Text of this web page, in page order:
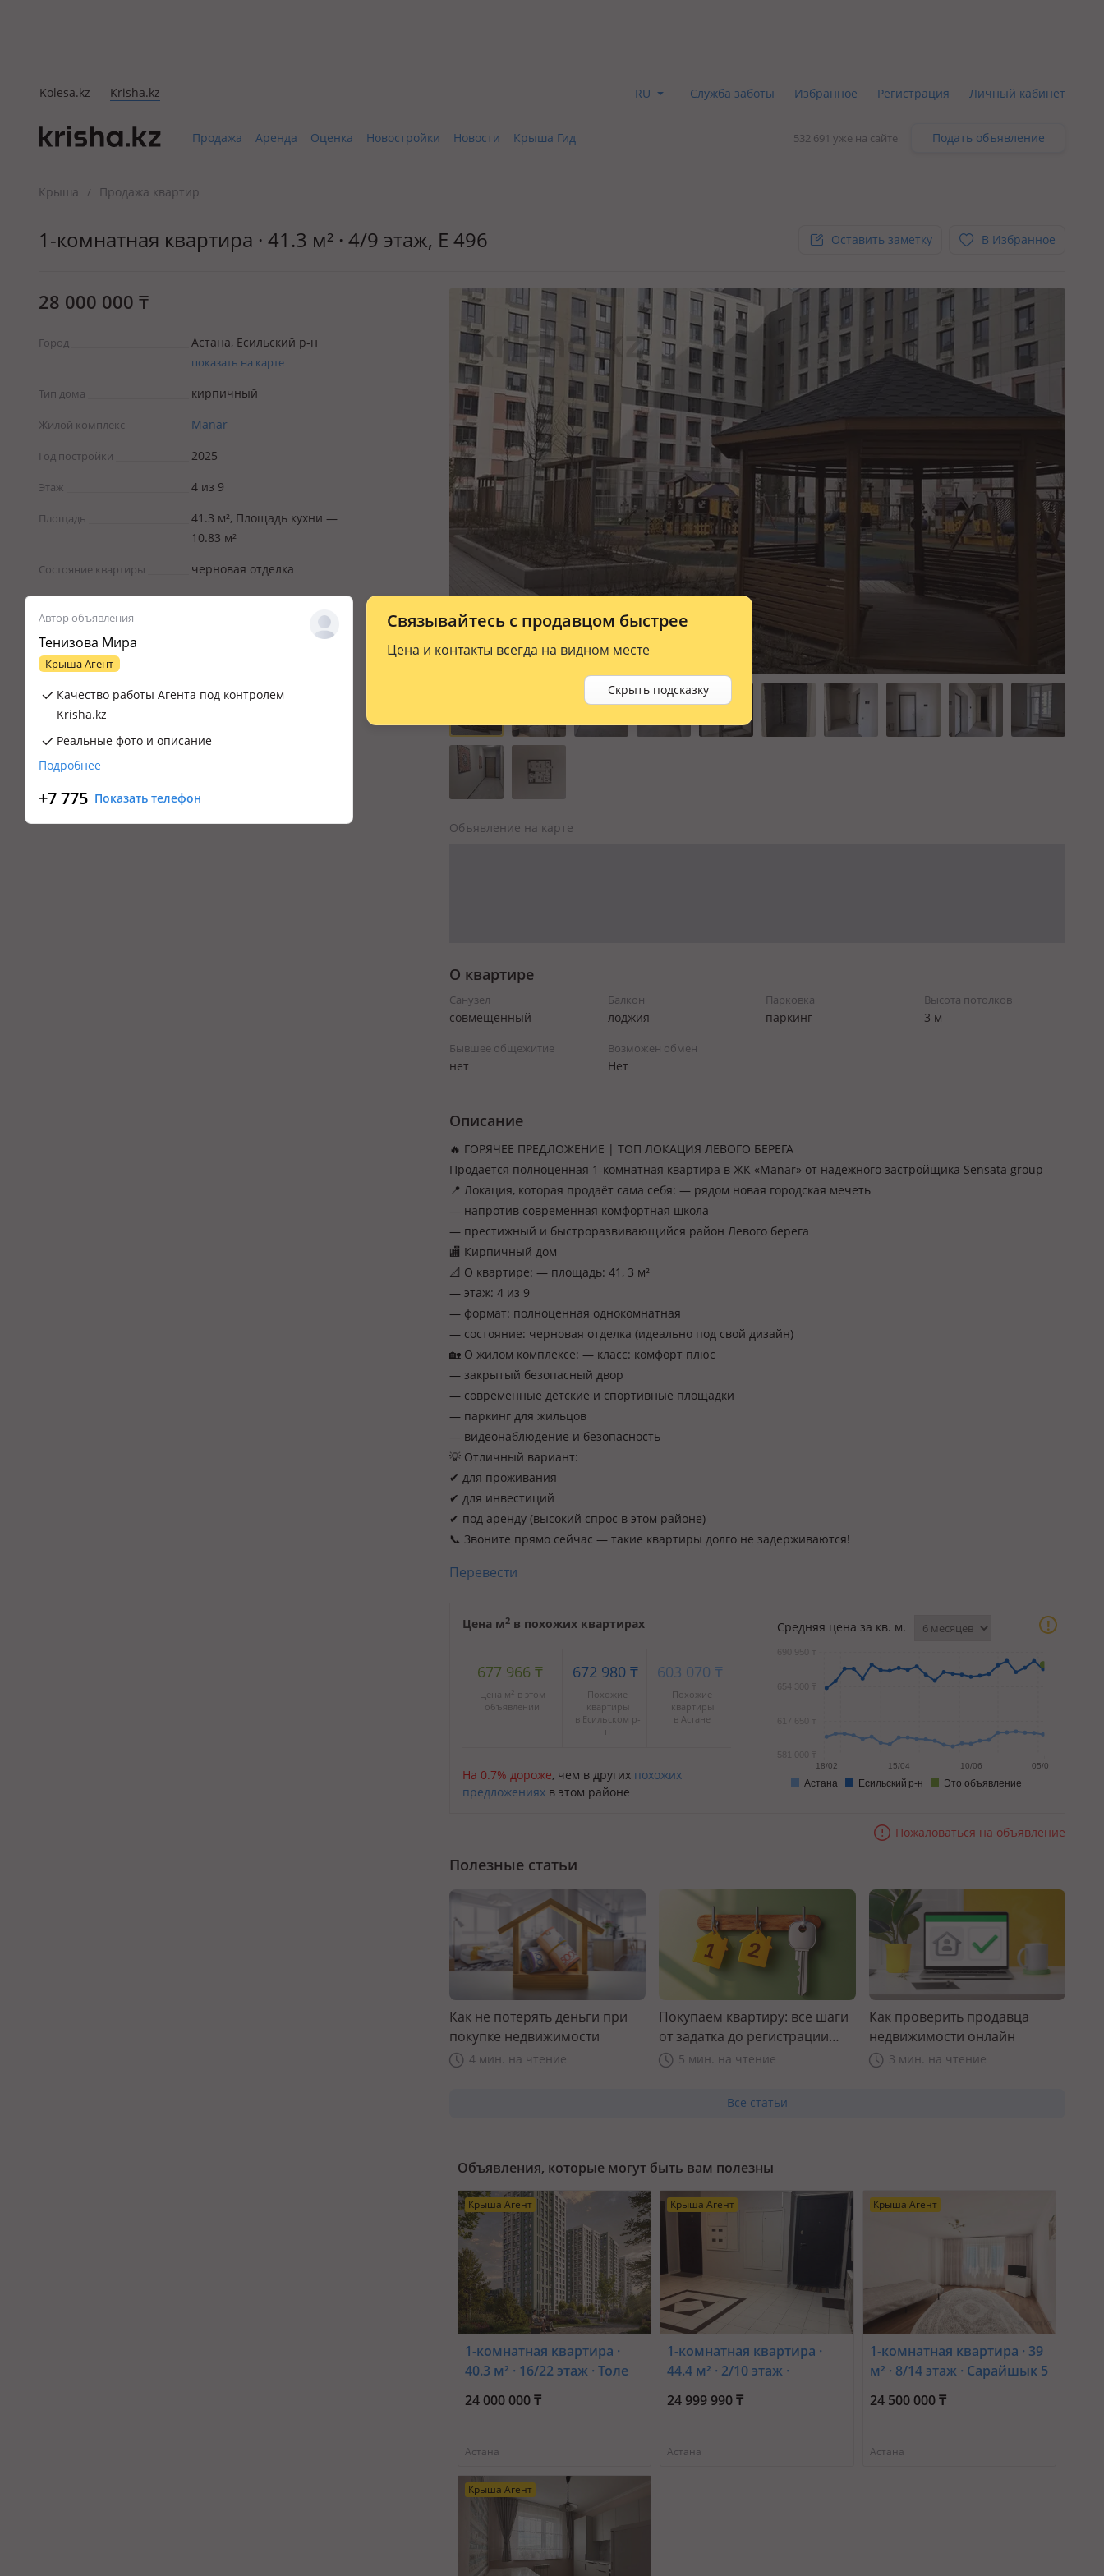
Kolesa.kz Krisha.kz RU Служба заботы Избранное Регистрация Личный кабинет
Продажа Аренда Оценка Новостройки Новости Крыша Гид 532 691 уже на сайте Подать объявление
Крыша / Продажа квартир
1-комнатная квартира · 41.3 м² · 4/9 этаж, Е 496 Оставить заметку В Избранное
28 000 000 ₸
Город Астана, Есильский р-н
показать на карте
Тип дома кирпичный
Жилой комплекс Manar
Год постройки 2025
Этаж 4 из 9
Площадь
41.3 м², Площадь кухни —
10.83 м²
Состояние квартиры черновая отделка
Связывайтесь с продавцом быстрее
Цена и контакты всегда на видном месте
Скрыть подсказку
Автор объявления
Тенизова Мира
Крыша Агент
Качество работы Агента под контролем
Krisha.kz
Реальные фото и описание
Подробнее
+7 775 Показать телефон
Объявление на карте
О квартире
Санузел
совмещенный
Балкон
лоджия
Парковка
паркинг
Высота потолков
3 м
Бывшее общежитие
нет
Возможен обмен
Нет
Описание
🔥 ГОРЯЧЕЕ ПРЕДЛОЖЕНИЕ | ТОП ЛОКАЦИЯ ЛЕВОГО БЕРЕГА
Продаётся полноценная 1-комнатная квартира в ЖК «Manar» от надёжного застройщика Sensata group
📍 Локация, которая продаёт сама себя: — рядом новая городская мечеть
— напротив современная комфортная школа
— престижный и быстроразвивающийся район Левого берега
🏬 Кирпичный дом
📐 О квартире: — площадь: 41, 3 м²
— этаж: 4 из 9
— формат: полноценная однокомнатная
— состояние: черновая отделка (идеально под свой дизайн)
🏡 О жилом комплексе: — класс: комфорт плюс
— закрытый безопасный двор
— современные детские и спортивные площадки
— паркинг для жильцов
— видеонаблюдение и безопасность
💡 Отличный вариант:
✔ для проживания
✔ для инвестиций
✔ под аренду (высокий спрос в этом районе)
📞 Звоните прямо сейчас — такие квартиры долго не задерживаются!
Перевести
Цена м2 в похожих квартирах
677 966 ₸
Цена м
в этом
объявлении
672 980 ₸
Похожие
квартиры
в Есильском р-
н
603 070 ₸
Похожие
квартиры
в Астане
На 0.7% дороже, чем в других похожих
предложениях в этом районе
Средняя цена за кв. м. !
18/02 15/04 10/06 05/08
581 000 ₸
617 650 ₸
654 300 ₸
690 950 ₸
Астана Есильский р-н Это объявление
Пожаловаться на объявление
Полезные статьи
Как не потерять деньги при
покупке недвижимости
4 мин. на чтение
Покупаем квартиру: все шаги
от задатка до регистрации
прав5 мин. на чтение
Как проверить продавца
недвижимости онлайн
3 мин. на чтение
Все статьи
Объявления, которые могут быть вам полезны
Крыша Агент
1-комнатная квартира ·
40.3 м² · 16/22 этаж · Толе
би 19а
24 000 000 ₸
Астана
Крыша Агент
1-комнатная квартира ·
44.4 м² · 2/10 этаж ·
Таскескен 17 Б
24 999 990 ₸
Астана
Крыша Агент
1-комнатная квартира · 39
м² · 8/14 этаж · Сарайшык 5
е
24 500 000 ₸
Астана
Крыша Агент